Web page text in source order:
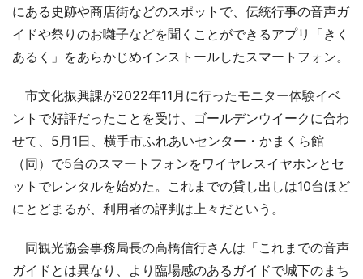
にある史跡や商店街などのスポットで、伝統行事の音声ガ
イドや祭りのお囃子などを聞くことができるアプリ「きく
あるく」をあらかじめインストールしたスマートフォン。
市文化振興課が2022年11月に行ったモニター体験イベ
ントで好評だったことを受け、ゴールデンウイークに合わ
せて、5月1日、横手市ふれあいセンター・かまくら館
（同）で5台のスマートフォンをワイヤレスイヤホンとセ
ットでレンタルを始めた。これまでの貸し出しは10台ほど
にとどまるが、利用者の評判は上々だという。
同観光協会事務局長の高橋信行さんは「これまでの音声
ガイドとは異なり、より臨場感のあるガイドで城下のまち